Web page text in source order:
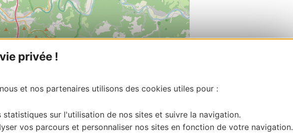
privée !
et nos partenaires utilisons des cookies utiles pour :
statistiques sur l'utilisation de nos sites et suivre la navigation.
vos parcours et personnaliser nos sites en fonction de votre navigation.
Leaflet| Map data © OpenStreetMap contributors